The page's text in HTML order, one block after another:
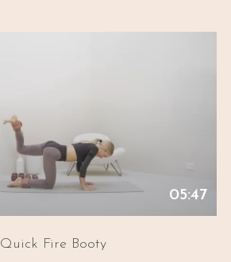
05:47
Quick Fire Booty